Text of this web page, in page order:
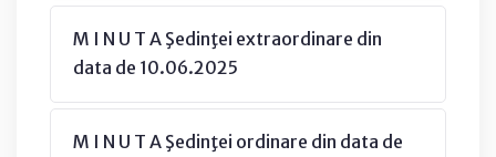
M I N U T A Şedinţei extraordinare din
data de 10.06.2025
M I N U T A Şedinţei ordinare din data de